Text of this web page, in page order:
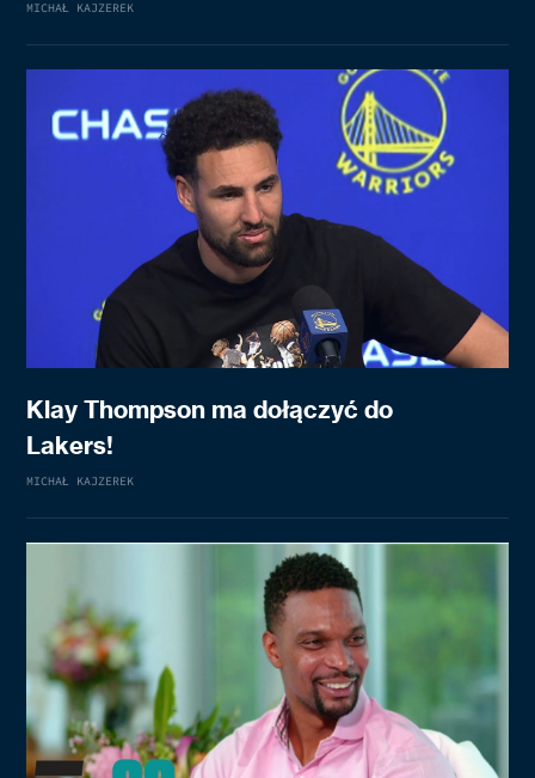
MICHAŁ KAJZEREK
Klay Thompson ma dołączyć do
Lakers!
MICHAŁ KAJZEREK